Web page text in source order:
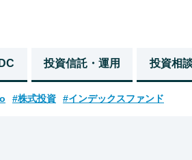
投資信託・運用 投資相
#株式投資 #インデックスファンド